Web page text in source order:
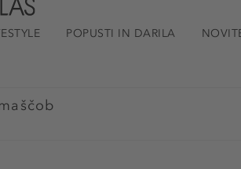
POPUSTI IN DARILA